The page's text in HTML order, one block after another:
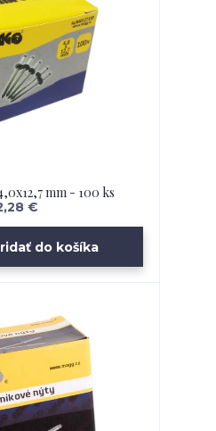
mm - 100 ks
€
do košíka